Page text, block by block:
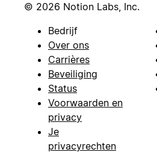
© 2026 Notion Labs, Inc.
Bedrijf
Over ons
Carrières
Beveiliging
Status
Voorwaarden en
privacy
Je
privacyrechten